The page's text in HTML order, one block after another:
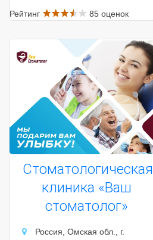
Рейтинг
85 оценок
Стоматологическая
клиника «Ваш
стоматолог»
Россия, Омская обл., г.